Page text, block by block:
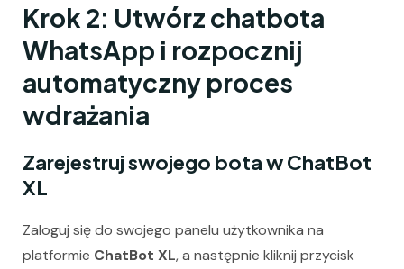
Krok 2: Utwórz chatbota
WhatsApp i rozpocznij
automatyczny proces
wdrażania
Zarejestruj swojego bota w ChatBot
XL
Zaloguj się do swojego panelu użytkownika na
platformie ChatBot XL, a następnie kliknij przycisk